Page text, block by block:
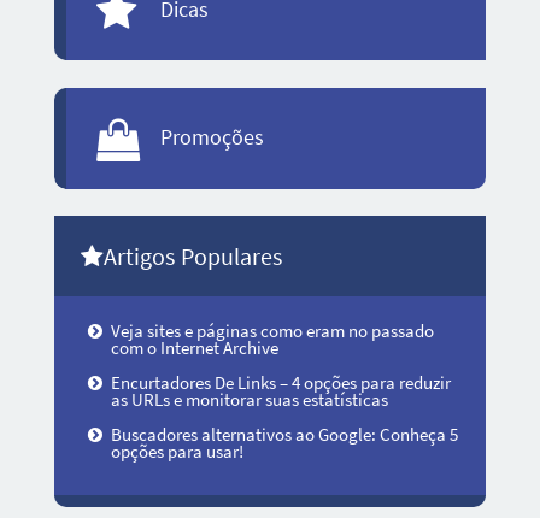
Dicas
Promoções
Artigos Populares
Veja sites e páginas como eram no passado
com o Internet Archive
Encurtadores De Links – 4 opções para reduzir
as URLs e monitorar suas estatísticas
Buscadores alternativos ao Google: Conheça 5
opções para usar!